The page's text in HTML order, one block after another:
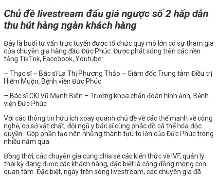
Chủ đề livestream đấu giá ngược số 2 hấp dẫn
thu hút hàng ngàn khách hàng
Đây là buổi tư vấn trực tuyến được tổ chức quy mô lớn có sự tham gia
của chuyên gia hàng đầu Đức Phúc. Được phát sóng trên các nền
tảng TikTok, Facebook, Youtube:
– Thạc sĩ – Bác sĩ La Thị Phương Thảo – Giám đốc Trung tâm Điều trị
Hiếm Muộn, Bệnh viện Đức Phúc
– Bác sĩ CKI Vũ Mạnh Biên – Trưởng khoa chẩn đoán hình ảnh, Bệnh
viện Đức Phúc
Với các thông tin hữu ích xoay quanh chủ đề về các thế mạnh về công
nghệ, cơ sở vật chất, đội ngũ y bác sĩ cùng phác đồ cá thể hóa độc
quyền. Góp phần tạo nên những thành tựu to lớn của Đức Phúc trong
nhiều năm qua.
️Đồng thời, các chuyên gia cũng chia sẻ các kiến thức về IVF, quản lý
thai kỳ đang được các khách hàng, đặc biệt là cộng đồng mong con
quan tâm. Đặc biệt, ngay trên sóng livestream, các chuyên gia đã